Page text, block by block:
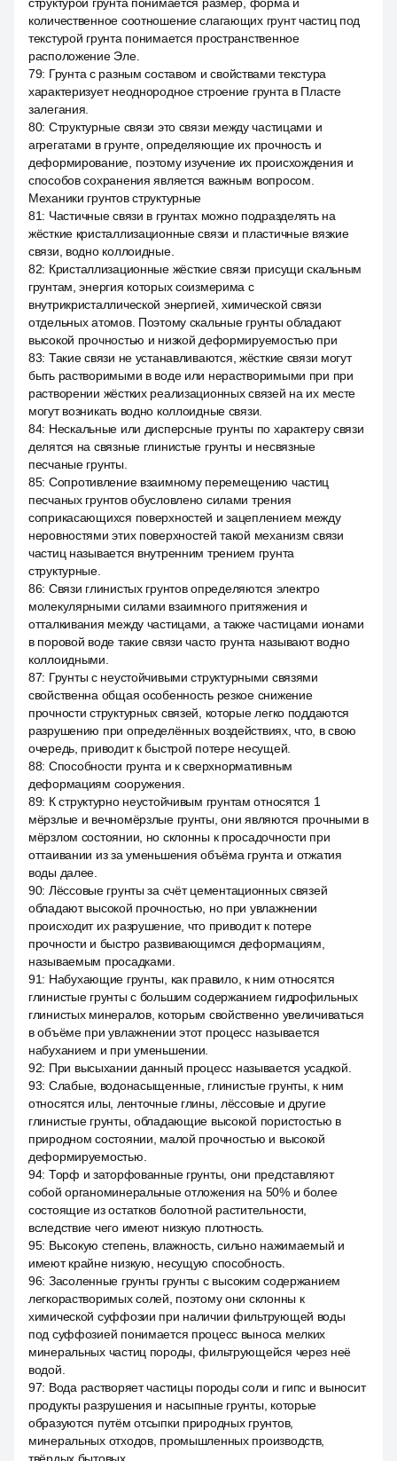
количественное соотношение слагающих грунт частиц под
текстурой грунта понимается пространственное
расположение Эле.
79: Грунта с разным составом и свойствами текстура
характеризует неоднородное строение грунта в Пласте
залегания.
80: Структурные связи это связи между частицами и
агрегатами в грунте, определяющие их прочность и
деформирование, поэтому изучение их происхождения и
способов сохранения является важным вопросом.
Механики грунтов структурные
81: Частичные связи в грунтах можно подразделять на
жёсткие кристаллизационные связи и пластичные вязкие
связи, водно коллоидные.
82: Кристаллизационные жёсткие связи присущи скальным
грунтам, энергия которых соизмерима с
внутрикристаллической энергией, химической связи
отдельных атомов. Поэтому скальные грунты обладают
высокой прочностью и низкой деформируемостью при
83: Такие связи не устанавливаются, жёсткие связи могут
быть растворимыми в воде или нерастворимыми при при
растворении жёстких реализационных связей на их месте
могут возникать водно коллоидные связи.
84: Нескальные или дисперсные грунты по характеру связи
делятся на связные глинистые грунты и несвязные
песчаные грунты.
85: Сопротивление взаимному перемещению частиц
песчаных грунтов обусловлено силами трения
соприкасающихся поверхностей и зацеплением между
неровностями этих поверхностей такой механизм связи
частиц называется внутренним трением грунта
структурные.
86: Связи глинистых грунтов определяются электро
молекулярными силами взаимного притяжения и
отталкивания между частицами, а также частицами ионами
в поровой воде такие связи часто грунта называют водно
коллоидными.
87: Грунты с неустойчивыми структурными связями
свойственна общая особенность резкое снижение
прочности структурных связей, которые легко поддаются
разрушению при определённых воздействиях, что, в свою
очередь, приводит к быстрой потере несущей.
88: Способности грунта и к сверхнормативным
деформациям сооружения.
89: К структурно неустойчивым грунтам относятся 1
мёрзлые и вечномёрзлые грунты, они являются прочными в
мёрзлом состоянии, но склонны к просадочности при
оттаивании из за уменьшения объёма грунта и отжатия
воды далее.
90: Лёссовые грунты за счёт цементационных связей
обладают высокой прочностью, но при увлажнении
происходит их разрушение, что приводит к потере
прочности и быстро развивающимся деформациям,
называемым просадками.
91: Набухающие грунты, как правило, к ним относятся
глинистые грунты с большим содержанием гидрофильных
глинистых минералов, которым свойственно увеличиваться
в объёме при увлажнении этот процесс называется
набуханием и при уменьшении.
92: При высыхании данный процесс называется усадкой.
93: Слабые, водонасыщенные, глинистые грунты, к ним
относятся илы, ленточные глины, лёссовые и другие
глинистые грунты, обладающие высокой пористостью в
природном состоянии, малой прочностью и высокой
деформируемостью.
94: Торф и заторфованные грунты, они представляют
собой органоминеральные отложения на 50% и более
состоящие из остатков болотной растительности,
вследствие чего имеют низкую плотность.
95: Высокую степень, влажность, сильно нажимаемый и
имеют крайне низкую, несущую способность.
96: Засоленные грунты грунты с высоким содержанием
легкорастворимых солей, поэтому они склонны к
химической суффозии при наличии фильтрующей воды
под суффозией понимается процесс выноса мелких
минеральных частиц породы, фильтрующейся через неё
водой.
97: Вода растворяет частицы породы соли и гипс и выносит
продукты разрушения и насыпные грунты, которые
образуются путём отсыпки природных грунтов,
минеральных отходов, промышленных производств,